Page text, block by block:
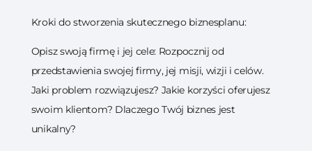
Kroki do stworzenia skutecznego biznesplanu:
Opisz swoją firmę i jej cele: Rozpocznij od
przedstawienia swojej firmy, jej misji, wizji i celów.
Jaki problem rozwiązujesz? Jakie korzyści oferujesz
swoim klientom? Dlaczego Twój biznes jest
unikalny?